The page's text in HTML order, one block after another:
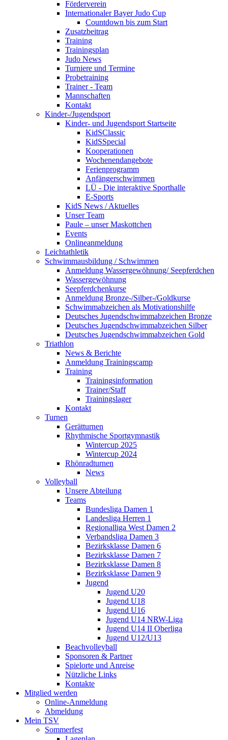
Förderverein
Internationaler Bayer Judo Cup
Countdown bis zum Start
Zusatzbeitrag
Training
Trainingsplan
Judo News
Turniere und Termine
Probetraining
Trainer - Team
Mannschaften
Kontakt
Kinder-/Jugendsport
Kinder- und Jugendsport Startseite
KidSClassic
KidSSpecial
Kooperationen
Wochenendangebote
Ferienprogramm
Anfängerschwimmen
LÜ - Die interaktive Sporthalle
E-Sports
KidS News / Aktuelles
Unser Team
Paule – unser Maskottchen
Events
Onlineanmeldung
Leichtathletik
Schwimmausbildung / Schwimmen
Anmeldung Wassergewöhnung/ Seepferdchen
Wassergewöhnung
Seepferdchenkurse
Anmeldung Bronze-/Silber-/Goldkurse
Schwimmabzeichen als Motivationshilfe
Deutsches Jugendschwimmabzeichen Bronze
Deutsches Jugendschwimmabzeichen Silber
Deutsches Jugendschwimmabzeichen Gold
Triathlon
News & Berichte
Anmeldung Trainingscamp
Training
Trainingsinformation
Trainer/Staff
Trainingslager
Kontakt
Turnen
Gerätturnen
Rhythmische Sportgymnastik
Wintercup 2025
Wintercup 2024
Rhönradturnen
News
Volleyball
Unsere Abteilung
Teams
Bundesliga Damen 1
Landesliga Herren 1
Regionalliga West Damen 2
Verbandsliga Damen 3
Bezirksklasse Damen 6
Bezirksklasse Damen 7
Bezirksklasse Damen 8
Bezirksklasse Damen 9
Jugend
Jugend U20
Jugend U18
Jugend U16
Jugend U14 NRW-Liga
Jugend U14 II Oberliga
Jugend U12/U13
Beachvolleyball
Sponsoren & Partner
Spielorte und Anreise
Nützliche Links
Kontakte
Mitglied werden
Online-Anmeldung
Abmeldung
Mein TSV
Sommerfest